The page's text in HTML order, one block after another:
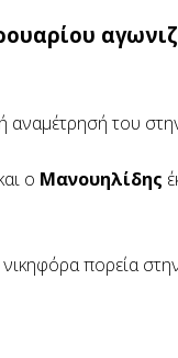
αναμέτρησή του
ο Μανουηλίδης
πορεία